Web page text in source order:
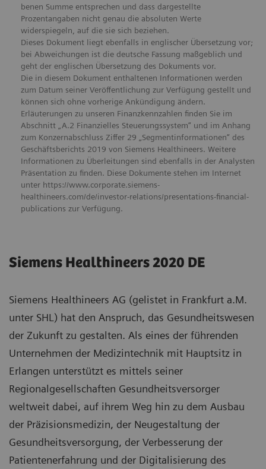
benen Summe entsprechen und dass dargestellte
Prozentangaben nicht genau die absoluten Werte
widerspiegeln, auf die sie sich beziehen.
Dieses Dokument liegt ebenfalls in englischer Übersetzung vor;
bei Abweichungen ist die deutsche Fassung maßgeblich und
geht der englischen Übersetzung des Dokuments vor.
Die in diesem Dokument enthaltenen Informationen werden
zum Datum seiner Veröffentlichung zur Verfügung gestellt und
können sich ohne vorherige Ankündigung ändern.
Erläuterungen zu unseren Finanzkennzahlen finden Sie im
Abschnitt „A.2 Finanzielles Steuerungssystem“ und im Anhang
zum Konzernabschluss Ziffer 29 „Segmentinformationen“ des
Geschäftsberichts 2019 von Siemens Healthineers. Weitere
Informationen zu Überleitungen sind ebenfalls in der Analysten
Präsentation zu finden. Diese Dokumente stehen im Internet
unter https://www.corporate.siemens-
healthineers.com/de/investor-relations/presentations-financial-
publications zur Verfügung.
Siemens Healthineers 2020 DE
Siemens Healthineers AG (gelistet in Frankfurt a.M.
unter SHL) hat den Anspruch, das Gesundheitswesen
der Zukunft zu gestalten. Als eines der führenden
Unternehmen der Medizintechnik mit Hauptsitz in
Erlangen unterstützt es mittels seiner
Regionalgesellschaften Gesundheitsversorger
weltweit dabei, auf ihrem Weg hin zu dem Ausbau
der Präzisionsmedizin, der Neugestaltung der
Gesundheitsversorgung, der Verbesserung der
Patientenerfahrung und der Digitalisierung des